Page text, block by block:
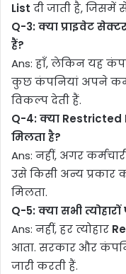
List दी जाती है, जिसमें
Q-3: क्या प्राइवेट
हैं?
Ans: हाँ, लेकिन यह
कुछ कंपनियां अपने
विकल्प देती हैं.
Q-4: क्या
मिलता है?
Ans: नहीं, अगर
उसे किसी अन्य प्रकार
मिलता.
Q-5: क्या सभी
Ans: नहीं, हर त्योहार
आता. सरकार और
जारी करती हैं.